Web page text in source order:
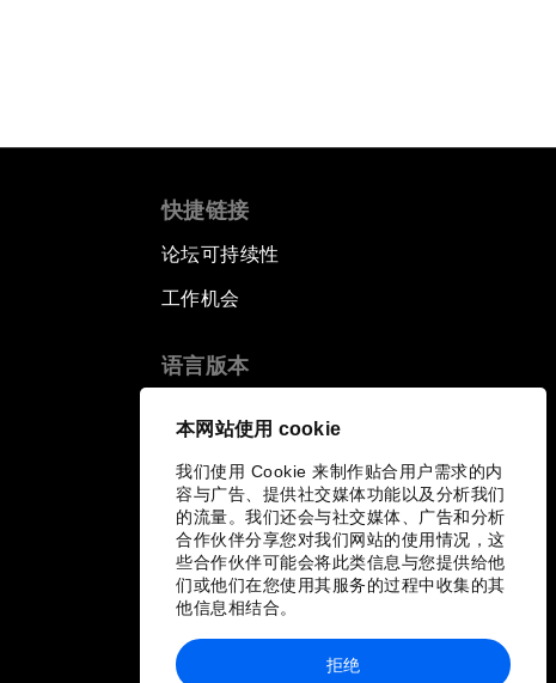
本网站使用 cookie
我们使用 Cookie 来制作贴合用户需求的内
容与广告、提供社交媒体功能以及分析我们
的流量。我们还会与社交媒体、广告和分析
合作伙伴分享您对我们网站的使用情况，这
些合作伙伴可能会将此类信息与您提供给他
们或他们在您使用其服务的过程中收集的其
他信息相结合。
拒绝
快捷链接
论坛可持续性
工作机会
语言版本